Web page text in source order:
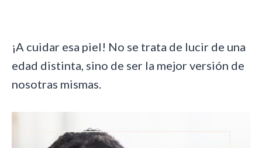
¡A cuidar esa piel! No se trata de lucir de una
edad distinta, sino de ser la mejor versión de
nosotras mismas.